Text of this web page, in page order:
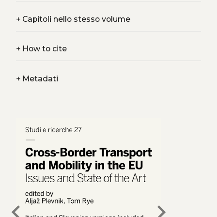
+Capitoli nello stesso volume
+How to cite
+Metadati